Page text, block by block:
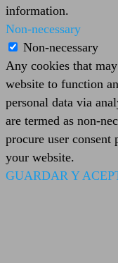
information.
Non-necessary
Non-necessary
Any cookies that
website to function
personal data via
are termed as non-
procure user consent
your website.
GUARDAR Y